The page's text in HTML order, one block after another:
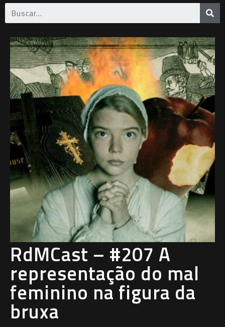
RdMCast – #207 A
representação do mal
feminino na figura da
bruxa